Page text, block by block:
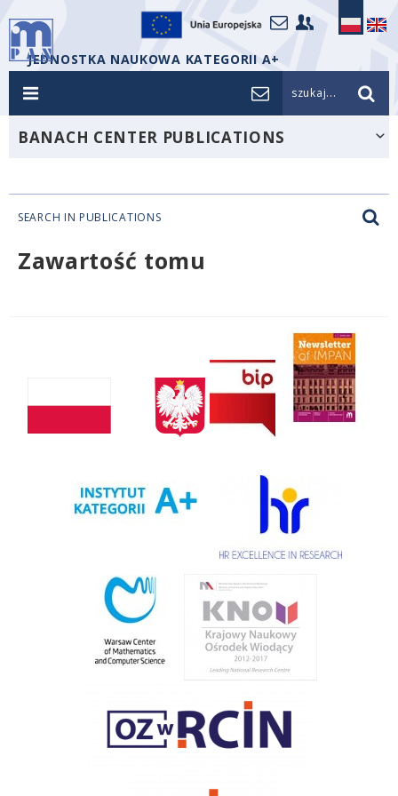
JEDNOSTKA NAUKOWA KATEGORII A+
szukaj...
BANACH CENTER PUBLICATIONS
SEARCH IN PUBLICATIONS
Zawartość tomu